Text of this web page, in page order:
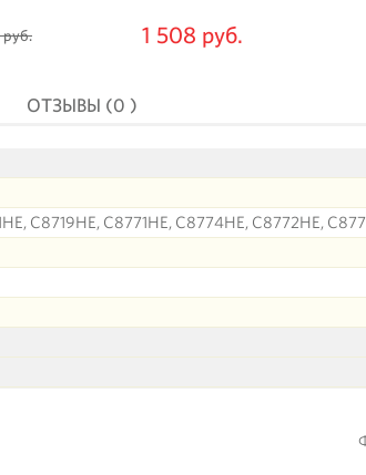
руб. 1 508 руб.
ОТЗЫВЫ (0 )
C8719HE, C8771HE, C8774HE, C8772HE,